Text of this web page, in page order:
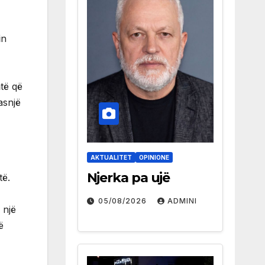
që
AKTUALITET OPINIONE
Njerka pa ujë
05/08/2026 ADMINI